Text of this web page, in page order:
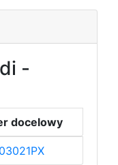
-
docelowy